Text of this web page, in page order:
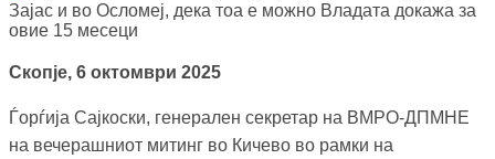
Скопје, 6 октомври 2025
Ѓорѓија Сајкоски, генерален секретар на ВМРО-ДПМНЕ
на вечерашниот митинг во Кичево во рамки на